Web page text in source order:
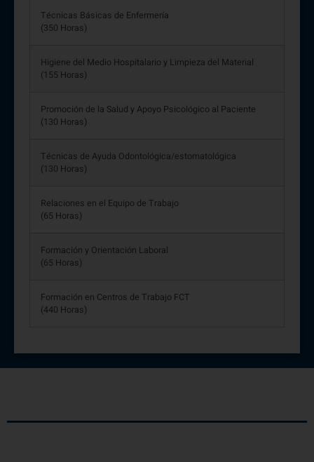
Técnicas Básicas de Enfermería
(350 Horas)
Higiene del Medio Hospitalario y Limpieza del Material
(155 Horas)
Promoción de la Salud y Apoyo Psicológico al Paciente
(130 Horas)
Técnicas de Ayuda Odontológica/estomatológica
(130 Horas)
Relaciones en el Equipo de Trabajo
(65 Horas)
Formación y Orientación Laboral
(65 Horas)
Formación en Centros de Trabajo FCT
(440 Horas)